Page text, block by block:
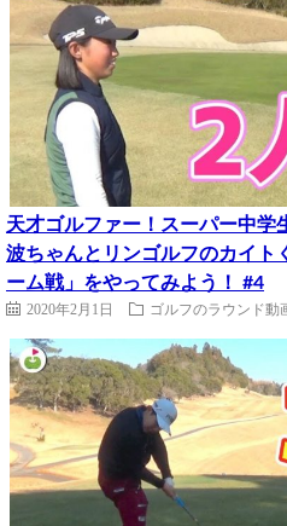
天才ゴルファー！スーパー中学
波ちゃんとリンゴルフのカイト
ーム戦」をやってみよう！ #4
2020年2月1日 ゴルフのラウンド動